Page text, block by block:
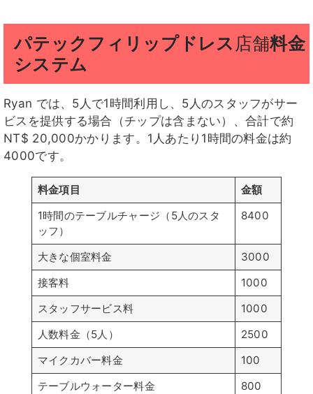
パテックフィリップドレス 店舗料金
システム
Ryan では、5人で1時間利用し、5人のスタッフがサー
ビスを提供する場合（チップは含まない）、合計で約
NT$ 20,000かかります。1人あたり1時間の料金は約
4000です。
料金項目
金額
1時間のテーブルチャージ（5人のスタ
ッフ）
8400
大きな個室料金
3000
接客料
1000
スタッフサービス料
1000
人数料金（5人）
2500
マイクカバー料金
100
テーブルウォーター料金
800